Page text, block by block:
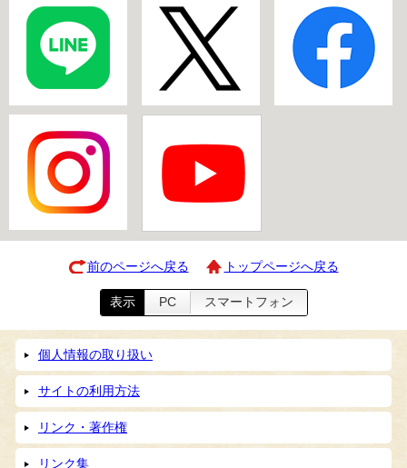
前のページへ戻る トップページへ戻る
表示 PC スマートフォン
個人情報の取り扱い
サイトの利用方法
リンク・著作権
リンク集